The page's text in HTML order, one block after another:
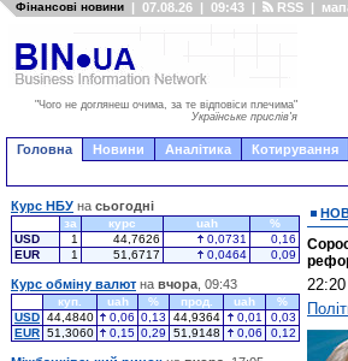
Фінансові новини | 07.08.26 | 09:43 | RSS |
"Чого не доглянеш очима, за те відповіси плечима"
Українське прислів'я
Головна Новини Аналітика Котирування
Курс НБУ на сьогодні
за курс uah
%
USD
1 44,7626 0,0731
0,16
EUR
1 51,6717 0,0464 0,09
Курс обміну валют на вчора , 09:43
куп. uah % прод. uah
%
USD 44,4840 0,06 0,13 44,9364 0,01
0,03
EUR 51,3060 0,15 0,29 51,9148 0,06 0,12